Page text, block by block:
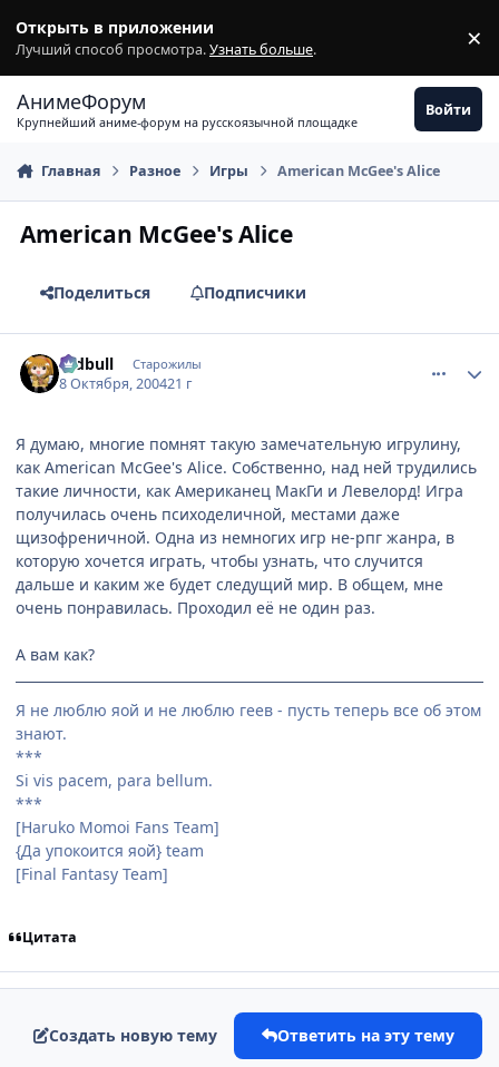
Открыть в приложении
Лучший способ просмотра.Узнать больше. ×
АнимеФорум
Крупнейший аниме-форум на русскоязычной площадке
Войти
Главная Разное Игры American McGee's Alice
American McGee's Alice
Поделиться Подписчики
redbull Старожилы
8 Октября, 200421 г
Я думаю, многие помнят такую замечательную игрулину,
как American McGee's Alice. Собственно, над ней трудились
такие личности, как Американец МакГи и Левелорд! Игра
получилась очень психоделичной, местами даже
щизофреничной. Одна из немногих игр не-рпг жанра, в
которую хочется играть, чтобы узнать, что случится
дальше и каким же будет следущий мир. В общем, мне
очень понравилась. Проходил её не один раз.
А вам как?
Я не люблю яой и не люблю геев - пусть теперь все об этом
знают.
***
Si vis pacem, para bellum.
***
[Haruko Momoi Fans Team]
{Да упокоится яой} team
[Final Fantasy Team]
Цитата
Создать новую тему Ответить на эту тему